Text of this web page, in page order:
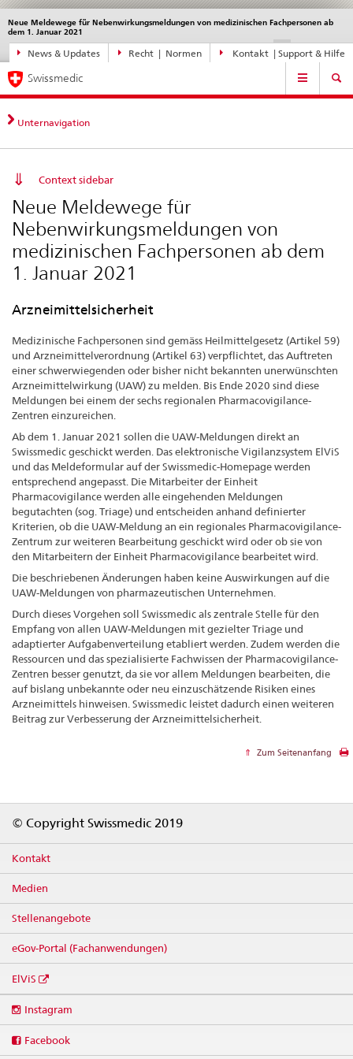
Direktnavigation
News,
Rechtsgrundlagen,
Kontakt
News & Updates Recht | Normen Kontakt | Support & Hilfe
Neue Meldewege für Nebenwirkungsmeldungen von medizinischen Fachpersonen ab
dem 1. Januar 2021
Sprachwahl
DE IT EN
Service
navigation
Hauptnavigation
Swissmedic
Unternavigation
Context sidebar
Neue Meldewege für
Nebenwirkungsmeldungen von
medizinischen Fachpersonen ab dem
1. Januar 2021
Arzneimittelsicherheit
Medizinische Fachpersonen sind gemäss Heilmittelgesetz (Artikel 59)
und Arzneimittelverordnung (Artikel 63) verpflichtet, das Auftreten
einer schwerwiegenden oder bisher nicht bekannten unerwünschten
Arzneimittelwirkung (UAW) zu melden. Bis Ende 2020 sind diese
Meldungen bei einem der sechs regionalen Pharmacovigilance-
Zentren einzureichen.
Ab dem 1. Januar 2021 sollen die UAW-Meldungen direkt an
Swissmedic geschickt werden. Das elektronische Vigilanzsystem ElViS
und das Meldeformular auf der Swissmedic-Homepage werden
entsprechend angepasst. Die Mitarbeiter der Einheit
Pharmacovigilance werden alle eingehenden Meldungen
begutachten (sog. Triage) und entscheiden anhand definierter
Kriterien, ob die UAW-Meldung an ein regionales Pharmacovigilance-
Zentrum zur weiteren Bearbeitung geschickt wird oder ob sie von
den Mitarbeitern der Einheit Pharmacovigilance bearbeitet wird.
Die beschriebenen Änderungen haben keine Auswirkungen auf die
UAW-Meldungen von pharmazeutischen Unternehmen.
Durch dieses Vorgehen soll Swissmedic als zentrale Stelle für den
Empfang von allen UAW-Meldungen mit gezielter Triage und
adaptierter Aufgabenverteilung etabliert werden. Zudem werden die
Ressourcen und das spezialisierte Fachwissen der Pharmacovigilance-
Zentren besser genutzt, da sie vor allem Meldungen bearbeiten, die
auf bislang unbekannte oder neu einzuschätzende Risiken eines
Arzneimittels hinweisen. Swissmedic leistet dadurch einen weiteren
Beitrag zur Verbesserung der Arzneimittelsicherheit.
Zum Seitenanfang
© Copyright Swissmedic 2019
Kontakt
Medien
Stellenangebote
eGov-Portal (Fachanwendungen)
ElViS
media
Instagram
Facebook